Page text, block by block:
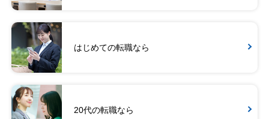
はじめての転職なら
20代の転職なら